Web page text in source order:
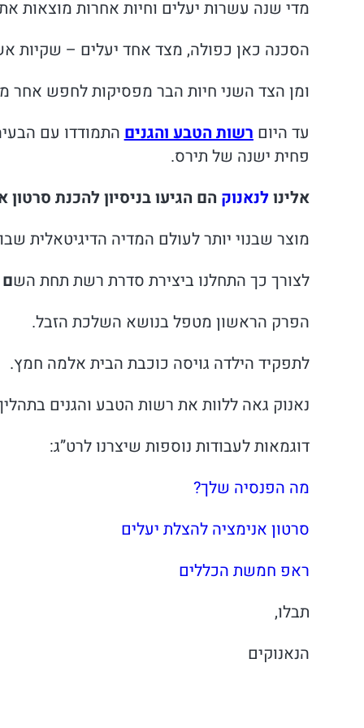
מדי שנה עשרות יעלים וחיות אחרות מוצאות
הסכנה כאן כפולה, מצד אחד יעלים – שקיות
ומן הצד השני חיות הבר מפסיקות לחפש אחר
עד היום רשות הטבע והגנים התמודדו עם
פחית ישנה של תירס.
אלינולנאנוק הם הגיעו בניסיון להכנת
מוצר שבנוי יותר לעולם המדיה הדיגיטאלית
לצורך כך התחלנו ביצירת סדרת רשת תחת הש
הפרק הראשון מטפל בנושא השלכת הזבל.
לתפקיד הילדה גויסה כוכבת הבית אלמה חמץ.
נאנוק גאה ללוות את רשות הטבע והגנים
דוגמאות לעבודות נוספות שיצרנו לרט”ג:
מה הפנסיה שלך?
סרטון אנימציה להצלת יעלים
ראפ חמשת הכללים
תבלו,
הנאנוקים